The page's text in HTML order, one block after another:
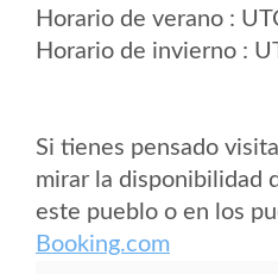
Horario de verano :
Horario de invierno :
Si tienes pensado
mirar la disponibilidad
este pueblo o en los
Booking.com